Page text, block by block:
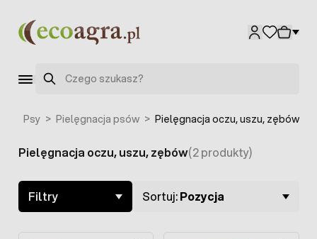
Szukaj
Psy > Pielęgnacja psów > Pielęgnacja oczu, uszu, zębów
Skip to product list
Pielęgnacja oczu, uszu, zębów(2 produkty)
Filtry Sortuj:Pozycja